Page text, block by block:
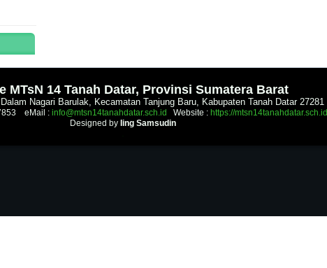
MTsN 14 Tanah Datar, Provinsi Sumatera Barat
Nagari Barulak, Kecamatan Tanjung Baru, Kabupaten Tanah Datar 27281
eMail : info@mtsn14tanahdatar.sch.id Website : https://mtsn14tanahdatar.sch.id
Designed by Iing Samsudin